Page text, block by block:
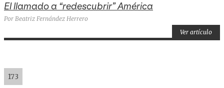
El llamado a “redescubrir” América
Por Beatriz Fernández Herrero
Ver artículo
173